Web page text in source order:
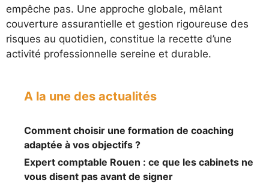
empêche pas. Une approche globale, mêlant
couverture assurantielle et gestion rigoureuse des
risques au quotidien, constitue la recette d’une
activité professionnelle sereine et durable.
A la une des actualités
Comment choisir une formation de coaching
adaptée à vos objectifs ?
Expert comptable Rouen : ce que les cabinets ne
vous disent pas avant de signer